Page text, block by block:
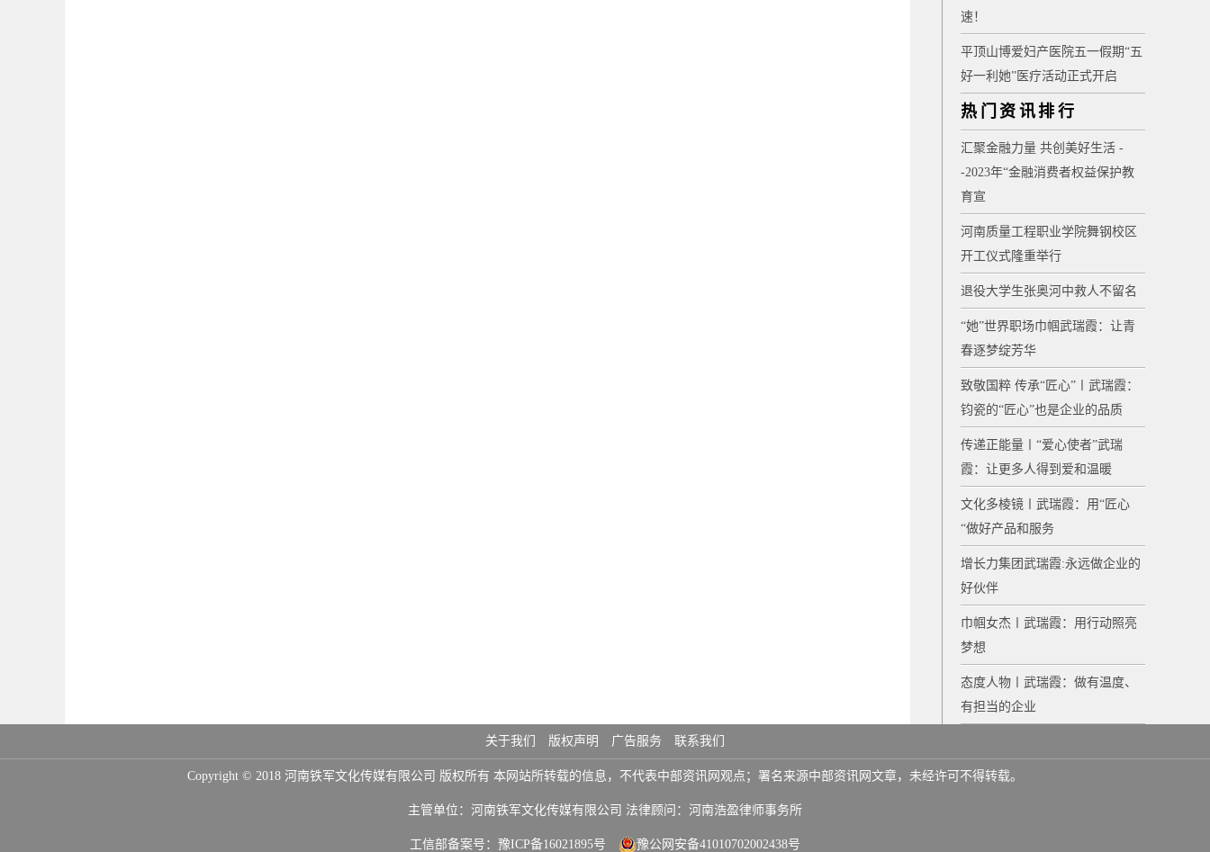
速！
平顶山博爱妇产医院五一假期“五
好一利她”医疗活动正式开启
热门资讯排行
汇聚金融力量 共创美好生活 -
-2023年“金融消费者权益保护教
育宣
河南质量工程职业学院舞钢校区
开工仪式隆重举行
退役大学生张奥河中救人不留名
“她”世界职场巾帼武瑞霞：让青
春逐梦绽芳华
致敬国粹 传承“匠心”〡武瑞霞：
钧瓷的“匠心”也是企业的品质
传递正能量〡“爱心使者”武瑞
霞：让更多人得到爱和温暖
文化多棱镜〡武瑞霞：用“匠心
“做好产品和服务
增长力集团武瑞霞:永远做企业的
好伙伴
巾帼女杰〡武瑞霞：用行动照亮
梦想
态度人物〡武瑞霞：做有温度、
有担当的企业
关于我们 版权声明 广告服务 联系我们
Copyright © 2018 河南铁军文化传媒有限公司 版权所有 本网站所转载的信息，不代表中部资讯网观点；署名来源中部资讯网文章，未经许可不得转载。
主管单位：河南铁军文化传媒有限公司 法律顾问：河南浩盈律师事务所
工信部备案号： 豫ICP备16021895号 豫公网安备41010702002438号